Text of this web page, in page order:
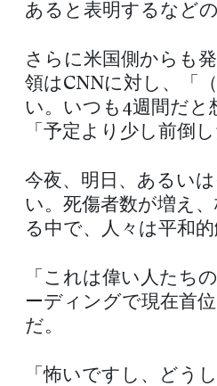
あると表明するなど
さらに米国側からも
領はCNNに対し、「
い。いつも4週間だと
「予定より少し前倒
今夜、明日、あるい
い。死傷者数が増え
る中で、人々は平和
「これは偉い人たち
ーディングで現在首
だ。
「怖いですし、どう